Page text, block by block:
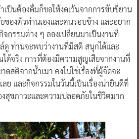
เป็นต้องดื่มก็ขอให้งดเว้นจากการขับขี่ยาน
องตัวท่านเองและคนรอบข้าง และอยาก
กรรมต่าง ๆ ลองเปลี่ยนมาเป็นงานที่
ดู ท่านจะพบว่างานที่มีสติ สนุกได้และ
ด้จริง การที่ต้องมีความสูญเสียจากงานที่
ดสติจากน้ำเมา คงไม่ใช่เรื่องที่ผู้จัดจะ
ย และกิจกรรมในวันนี้เป็นเรื่องน่ายินดีที่
สุขภาวะและความปลอดภัยในชีวิตมาก